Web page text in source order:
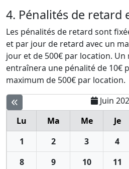
4. Pénalités de retard
Les pénalités de retard sont
et par jour de retard avec un
jour et de 500€ par location.
entraînera une pénalité de 10€
maximum de 500€ par location.
Juin
Lu
Ma Me Je
1
2 3 4
8
9 10 11